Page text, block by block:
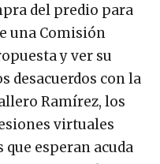
del predio para
una Comisión
y ver su
desacuerdos con la
Ramírez, los
virtuales
que esperan acuda